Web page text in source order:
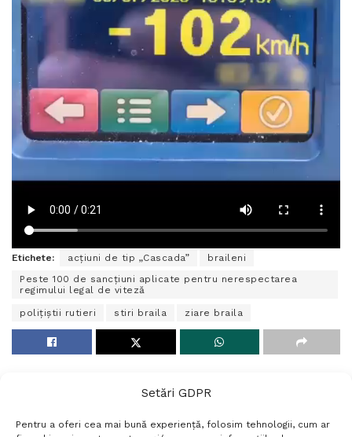
Setări GDPR
Pentru a oferi cea mai bună experiență, folosim tehnologii, cum ar
Etichete: acțiuni de tip „Cascada”
braileni
Peste 100 de sancțiuni aplicate pentru nerespectarea
regimului legal de viteză
polițiștii rutieri stiri braila ziare braila